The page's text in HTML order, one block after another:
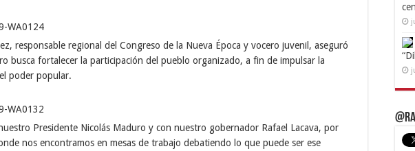
responsable regional del Congreso de la Nueva Época y vocero juvenil, aseguró
busca fortalecer la participación del pueblo organizado, a fin de impulsar la
poder popular.
Presidente Nicolás Maduro y con nuestro gobernador Rafael Lacava, por
nos encontramos en mesas de trabajo debatiendo lo que puede ser ese